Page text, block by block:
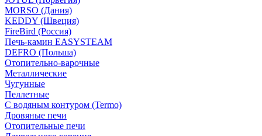
MORSO (Дания)
KEDDY (Швеция)
FireBird (Россия)
Печь-камин EASYSTEAM
DEFRO (Польша)
Отопительно-варочные
Металлические
Чугунные
Пеллетные
С водяным контуром (Termo)
Дровяные печи
Отопительные печи